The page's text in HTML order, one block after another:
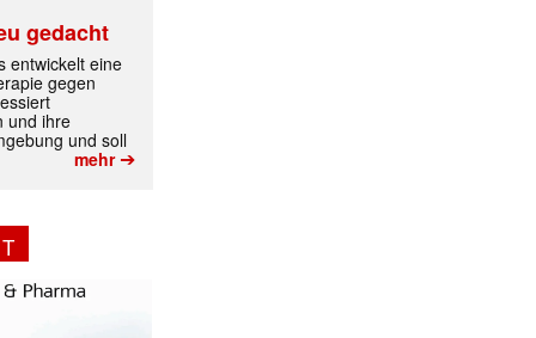
gedacht
entwickelt eine
gegen
und ihre
und soll
mehr➔